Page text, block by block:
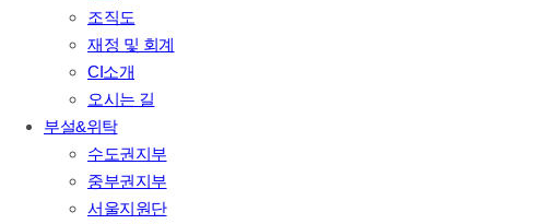
조직도
재정 및 회계
CI소개
오시는 길
부설&위탁
수도권지부
중부권지부
서울지원단